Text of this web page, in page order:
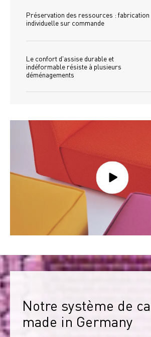
Préservation des ressources : fabrication
individuelle sur commande
Le confort d'assise durable et
indéformable résiste à plusieurs
déménagements
Notre système de
made in Germany